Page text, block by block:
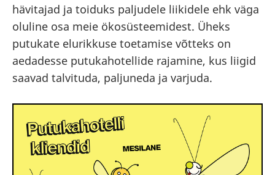
hävitajad ja toiduks paljudele liikidele ehk väga
oluline osa meie ökosüsteemidest. Üheks
putukate elurikkuse toetamise võtteks on
aedadesse putukahotellide rajamine, kus liigid
saavad talvituda, paljuneda ja varjuda.